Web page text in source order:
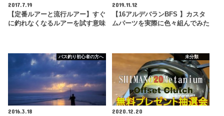
2017.7.19
【定番ルアーと流行ルアー】すぐ
に釣れなくなるルアーを試す意味
2019.11.12
【16アルデバランBFS 】カスタ
ムパーツを実際に色々組んでみた
バス釣り初心者の方へ
2016.3.18
未分類
2020.12.20